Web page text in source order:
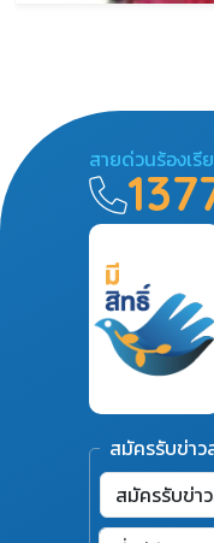
สายด่วนร้องเรี
สมัครรับข่าว